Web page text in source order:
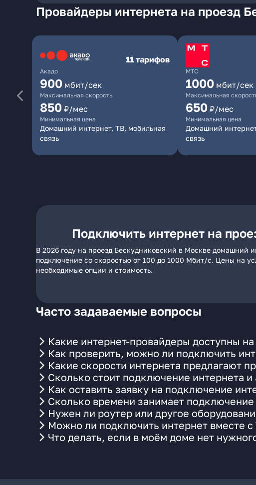
Провайдеры интернета на проезд
Акадо
11 тарифов
900 мбит/сек
Максимальная скорость
850 ₽/мес
Минимальная цена
Домашний интернет, ТВ, мобильная
связь
МТС
1000 мбит/сек
Максимальная
650 ₽/мес
Минимальная цена
Домашний
связь
Подключить интернет на
В 2026 году на проезд Бескудниковский в Москве домашний
подключение со скоростью от 100 до 1000 Мбит/с. Цены на
необходимые опции и стоимость.
Часто задаваемые вопросы
Какие интернет-провайдеры доступны
Как проверить, можно ли подключить
Какие скорости интернета предлагают
Сколько стоит подключение интернета и
Как оставить заявку на подключение
Сколько времени занимает подключение
Нужен ли роутер или другое
Можно ли подключить интернет вместе
Что делать, если в моём доме нет